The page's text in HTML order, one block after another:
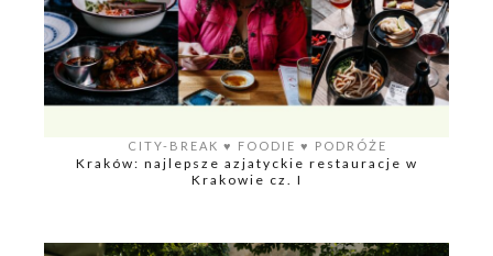
CITY-BREAK ♥️ FOODIE ♥️ PODRÓŻE
Kraków: najlepsze azjatyckie restauracje w
Krakowie cz. I